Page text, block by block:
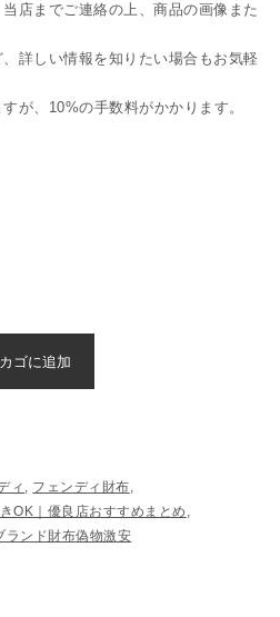
店までご連絡の上、商品の画像また
詳しい情報を知りたい場合もお気軽
が、10%の手数料がかかります。
ゴに追加
ィ , フェンディ財布,
OK｜優良店おすすめまとめ ,
ランド財布偽物激安